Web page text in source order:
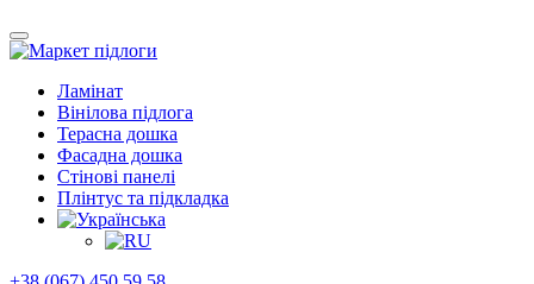
Ламінат
Вінілова підлога
Терасна дошка
Фасадна дошка
Стінові панелі
Плінтус та підкладка